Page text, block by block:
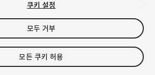
영됩니다.
쿠키 설정
모두 거부
모든 쿠키 허용